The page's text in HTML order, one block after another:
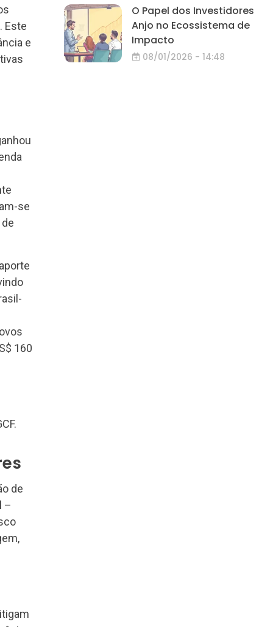
Este
e
se
160
de
–
O Papel dos Investidores
Anjo no Ecossistema de
Impacto
08/01/2026 - 14:48